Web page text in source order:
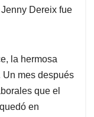
Dereix fue
la hermosa
Un mes después
que el
en